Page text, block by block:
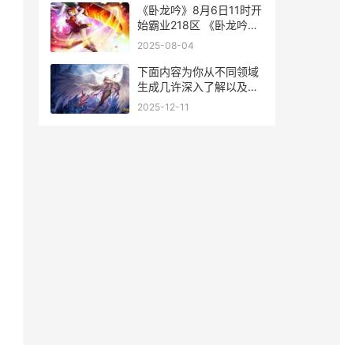
《卧龙吟》8月6日11时开
始霸业218区 《卧龙吟》
8月6日演唱
2025-08-04
下面内容为你从不同领域
生成几许深入了解以及对
应的文章示例：
2025-12-11